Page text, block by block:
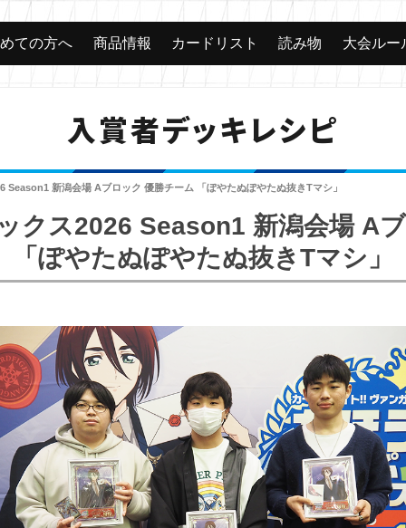
ての方へ 商品情報 カードリスト 読み物 大会ルー
入賞者デッキレシピ
Season1 新潟会場 Aブロック 優勝チーム 「ぽやたぬぽやたぬ抜きTマシ」
クス2026 Season1 新潟会場 A
「ぽやたぬぽやたぬ抜きTマシ」